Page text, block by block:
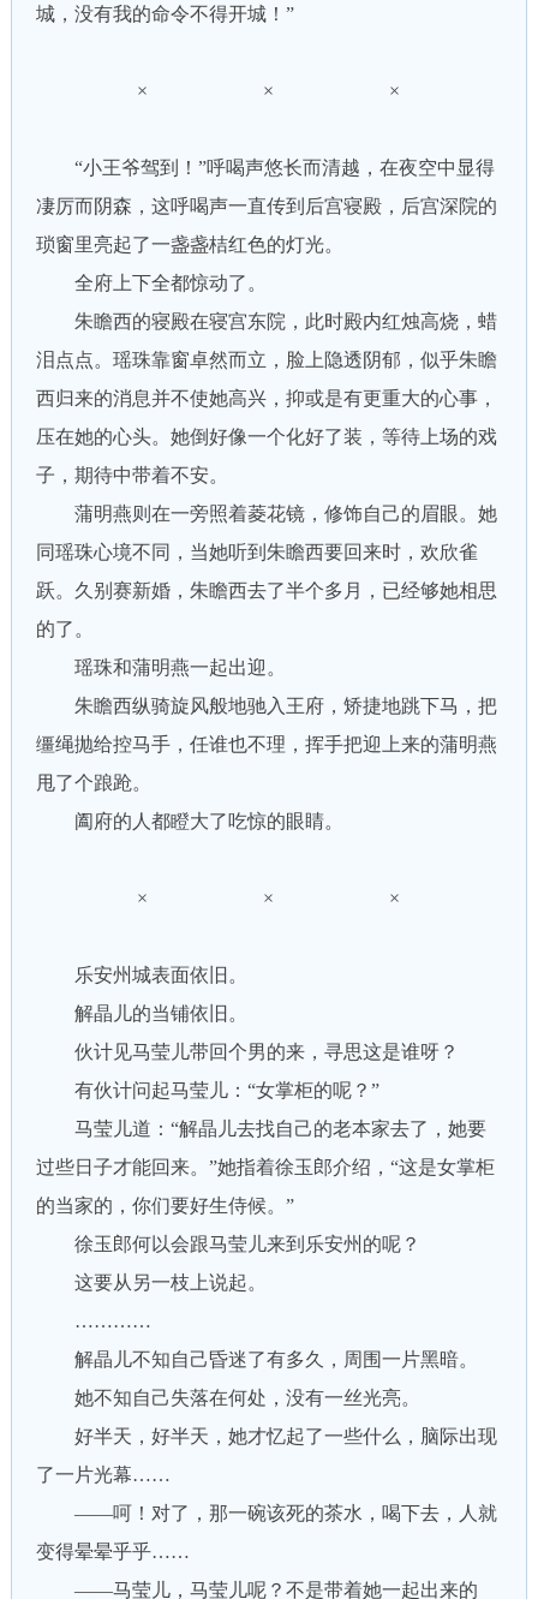
城，没有我的命令不得开城！”
× × ×
“小王爷驾到！”呼喝声悠长而清越，在夜空中显得
凄厉而阴森，这呼喝声一直传到后宫寝殿，后宫深院的
琐窗里亮起了一盏盏桔红色的灯光。
全府上下全都惊动了。
朱瞻西的寝殿在寝宫东院，此时殿内红烛高烧，蜡
泪点点。瑶珠靠窗卓然而立，脸上隐透阴郁，似乎朱瞻
西归来的消息并不使她高兴，抑或是有更重大的心事，
压在她的心头。她倒好像一个化好了装，等待上场的戏
子，期待中带着不安。
蒲明燕则在一旁照着菱花镜，修饰自己的眉眼。她
同瑶珠心境不同，当她听到朱瞻西要回来时，欢欣雀
跃。久别赛新婚，朱瞻西去了半个多月，已经够她相思
的了。
瑶珠和蒲明燕一起出迎。
朱瞻西纵骑旋风般地驰入王府，矫捷地跳下马，把
缰绳抛给控马手，任谁也不理，挥手把迎上来的蒲明燕
甩了个踉跄。
阖府的人都瞪大了吃惊的眼睛。
× × ×
乐安州城表面依旧。
解晶儿的当铺依旧。
伙计见马莹儿带回个男的来，寻思这是谁呀？
有伙计问起马莹儿：“女掌柜的呢？”
马莹儿道：“解晶儿去找自己的老本家去了，她要
过些日子才能回来。”她指着徐玉郎介绍，“这是女掌柜
的当家的，你们要好生侍候。”
徐玉郎何以会跟马莹儿来到乐安州的呢？
这要从另一枝上说起。
…………
解晶儿不知自己昏迷了有多久，周围一片黑暗。
她不知自己失落在何处，没有一丝光亮。
好半天，好半天，她才忆起了一些什么，脑际出现
了一片光幕……
——呵！对了，那一碗该死的茶水，喝下去，人就
变得晕晕乎乎……
——马莹儿，马莹儿呢？不是带着她一起出来的